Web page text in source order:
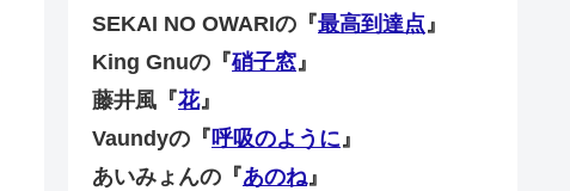
SEKAI NO OWARIの『最高到達点』
King Gnuの『硝子窓』
藤井風『花』
Vaundyの『呼吸のように』
あいみょんの『あのね』